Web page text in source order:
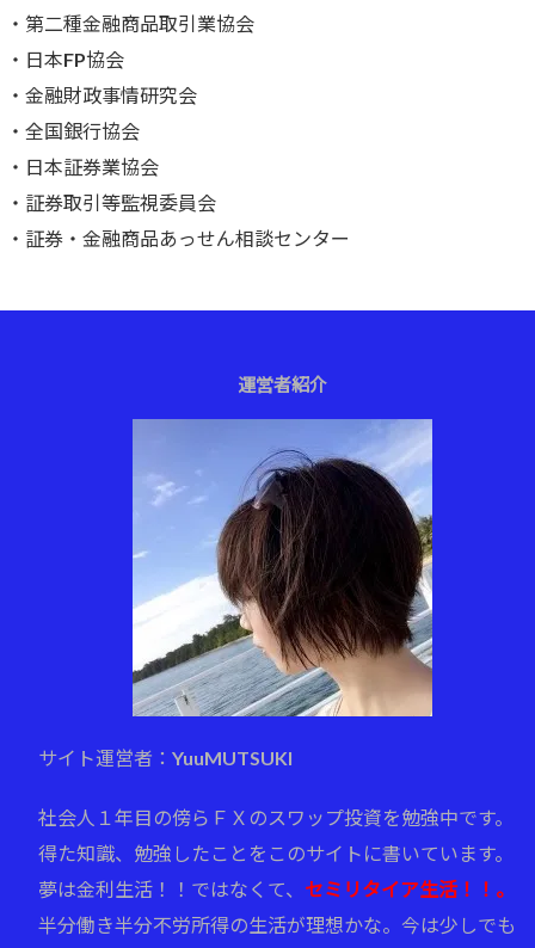
・ 第二種金融商品取引業協会
・ 日本FP協会
・ 金融財政事情研究会
・ 全国銀行協会
・ 日本証券業協会
・ 証券取引等監視委員会
・ 証券・金融商品あっせん相談センター
運営者紹介
サイト運営者：YuuMUTSUKI
社会人１年目の傍らＦＸのスワップ投資を勉強中です。
得た知識、勉強したことをこのサイトに書いています。
夢は金利生活！！ではなくて、 セミリタイア生活！！。
半分働き半分不労所得の生活が理想かな。今は少しでも